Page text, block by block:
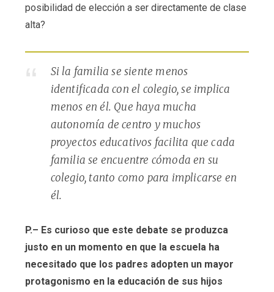
posibilidad de elección a ser directamente de clase
alta?
Si la familia se siente menos
identificada con el colegio, se implica
menos en él. Que haya mucha
autonomía de centro y muchos
proyectos educativos facilita que cada
familia se encuentre cómoda en su
colegio, tanto como para implicarse en
él.
P.– Es curioso que este debate se produzca
justo en un momento en que la escuela ha
necesitado que los padres adopten un mayor
protagonismo en la educación de sus hijos